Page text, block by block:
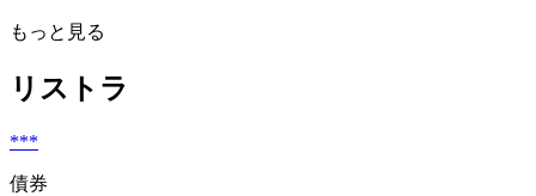
もっと見る
リストラ
***
債券